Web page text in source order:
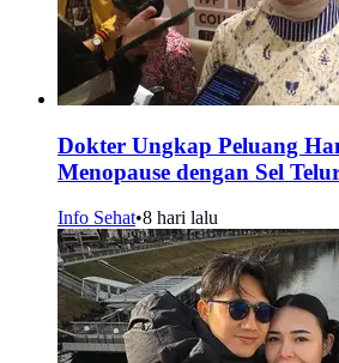
Dokter Ungkap Peluang
Menopause dengan Sel
Info Sehat•8 hari lalu